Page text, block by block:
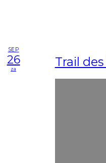
SEP
26
za Trail